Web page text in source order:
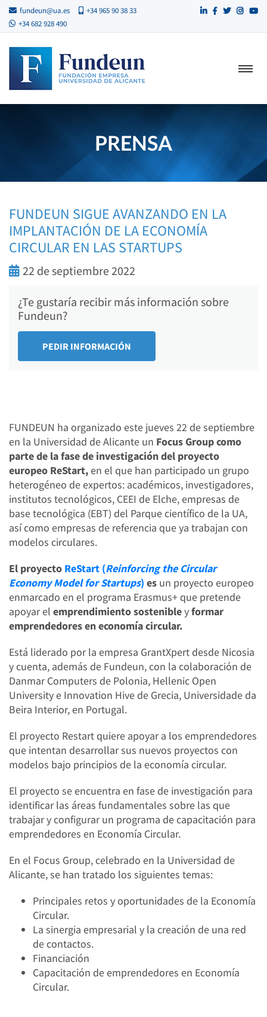
fundeun@ua.es
+34 965 90 38 33
+34 682 928 490
PRENSA
FUNDEUN SIGUE AVANZANDO EN LA
IMPLANTACIÓN DE LA ECONOMÍA
CIRCULAR EN LAS STARTUPS
22 de septiembre 2022
¿Te gustaría recibir más información sobre
Fundeun?
FUNDEUN ha organizado este jueves 22 de septiembre
en la Universidad de Alicante un Focus Group como
parte de la fase de investigación del proyecto
europeo ReStart,en el que han participado un grupo
heterogéneo de expertos: académicos, investigadores,
institutos tecnológicos, CEEI de Elche, empresas de
base tecnológica (EBT) del Parque científico de la UA,
así como empresas de referencia que ya trabajan con
modelos circulares.
El proyecto ReStart (Reinforcing the Circular
Economy Model for Startups) es un proyecto europeo
enmarcado en el programa Erasmus+ que pretende
apoyar el emprendimientosostenibleyformar
emprendedores en economía circular.
Está liderado por la empresa GrantXpert desde Nicosia
y cuenta, además de Fundeun, con la colaboración de
Danmar Computers de Polonia, Hellenic Open
University e Innovation Hive de Grecia, Universidade da
Beira Interior, en Portugal.
El proyecto Restart quiere apoyar a los emprendedores
que intentan desarrollar sus nuevos proyectos con
modelos bajo principios de la economía circular.
El proyecto se encuentra en fase de investigación para
identificar las áreas fundamentales sobre las que
trabajar y configurar un programa de capacitación para
emprendedores en Economía Circular.
En el Focus Group, celebrado en la Universidad de
Alicante, se han tratado los siguientes temas:
Principales retos y oportunidades de la Economía
Circular.
La sinergia empresarial y la creación de una red
de contactos.
Financiación
Capacitación de emprendedores en Economía
Circular.